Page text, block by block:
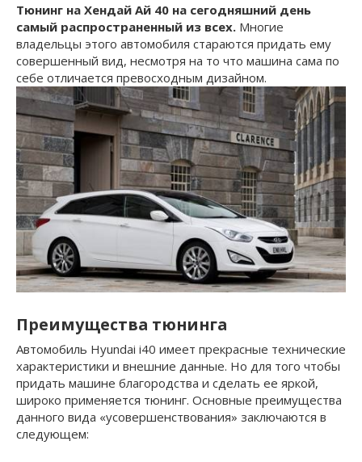
Тюнинг на Хендай Ай 40 на сегодняшний день
самый распространенный из всех. Многие
владельцы этого автомобиля стараются придать ему
совершенный вид, несмотря на то что машина сама по
себе отличается превосходным дизайном.
Преимущества тюнинга
Автомобиль Hyundai i40 имеет прекрасные технические
характеристики и внешние данные. Но для того чтобы
придать машине благородства и сделать ее яркой,
широко применяется тюнинг. Основные преимущества
данного вида «усовершенствования» заключаются в
следующем: